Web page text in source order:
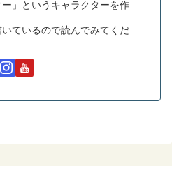
」というキャラクターを作
ているので読んでみてくだ